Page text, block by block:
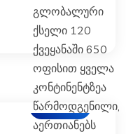
გლობალური
ქსელი 120
ქვეყანაში 650
ოფისით ყველა
კონტინენტზეა
წარმოდგენილი,
აერთიანებს
ბლოგი